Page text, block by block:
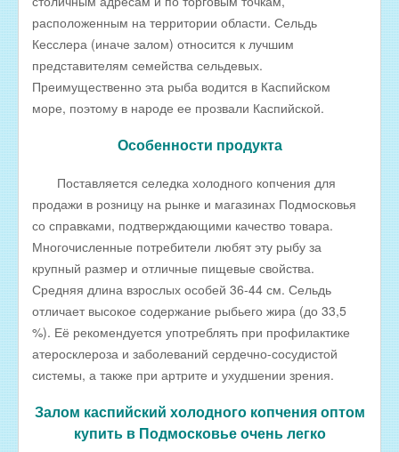
ОПТОВИКАМ
Оптовые цены на РЫБНЫЕ КОНСЕРВЫ
Оптовые цены на РЫБНЫЕ СТЕЙКИ
Оптовые цены на СВЕЖЕЗАМОРОЖЕННУЮ РЫБУ
Оптовые цены на ЖИВУЮ РЫБУ
Оптовые цены на ВЯЛЕНУЮ РЫБУ
Оптовые цены на ФИЛЕ ИЗ РЫБЫ
Оптовые цены на СОЛЕНУЮ РЫБУ
Оптовые цены на КОПЧЁНУЮ РЫБУ
Скачать все прайсы в одном архиве
ОБРАТНАЯ СВЯЗЬ
расположенным на территории области. Сельдь
Кесслера (иначе залом) относится к лучшим
представителям семейства сельдевых.
Преимущественно эта рыба водится в Каспийском
море, поэтому в народе ее прозвали Каспийской.
Особенности продукта
Поставляется селедка холодного копчения для
продажи в розницу на рынке и магазинах Подмосковья
со справками, подтверждающими качество товара.
Многочисленные потребители любят эту рыбу за
крупный размер и отличные пищевые свойства.
Средняя длина взрослых особей 36-44 см. Сельдь
отличает высокое содержание рыбьего жира (до 33,5
%). Её рекомендуется употреблять при профилактике
атеросклероза и заболеваний сердечно-сосудистой
системы, а также при артрите и ухудшении зрения.
Залом каспийский холодного копчения оптом
купить в Подмосковье очень легко